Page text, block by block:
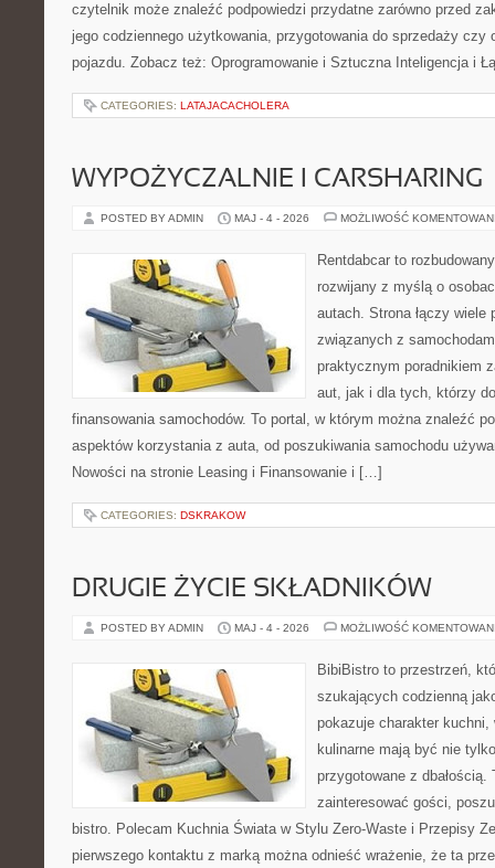
czytelnik może znaleźć podpowiedzi przydatne zarówno przed
jego codziennego użytkowania, przygotowania do sprzedaży czy
pojazdu. Zobacz też: Oprogramowanie i Sztuczna Inteligencja i
CATEGORIES: LATAJACACHOLERA
WYPOŻYCZALNIE I CARSHARING
POSTED BY ADMIN MAJ - 4 - 2026 MOŻLIWOŚĆ
Rentdabcar to
rozwijany z myślą o
autach. Strona łączy wiele
związanych z
praktycznym poradnikiem
aut, jak i dla tych, którzy
finansowania samochodów. To portal, w którym można znaleźć
aspektów korzystania z auta, od poszukiwania samochodu
Nowości na stronie Leasing i Finansowanie i […]
CATEGORIES: DSKRAKOW
DRUGIE ŻYCIE SKŁADNIKÓW
POSTED BY ADMIN MAJ - 4 - 2026 MOŻLIWOŚĆ
BibiBistro to przestrzeń,
szukających codzienną
pokazuje charakter
kulinarne mają być nie
przygotowane z
zainteresować gości,
bistro. Polecam Kuchnia Świata w Stylu Zero-Waste i Przepisy
pierwszego kontaktu z marką można odnieść wrażenie, że ta